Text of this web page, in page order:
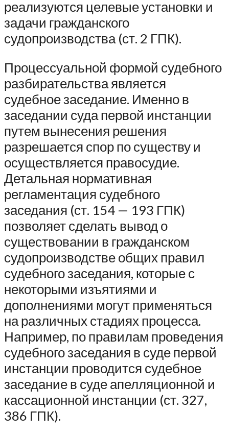
реализуются целевые установки и
задачи гражданского
судопроизводства (ст. 2 ГПК).
Процессуальной формой судебного
разбирательства является
судебное заседание. Именно в
заседании суда первой инстанции
путем вынесения решения
разрешается спор по существу и
осуществляется правосудие.
Детальная нормативная
регламентация судебного
заседания (ст. 154 — 193 ГПК)
позволяет сделать вывод о
существовании в гражданском
судопроизводстве общих правил
судебного заседания, которые с
некоторыми изъятиями и
дополнениями могут применяться
на различных стадиях процесса.
Например, по правилам проведения
судебного заседания в суде первой
инстанции проводится судебное
заседание в суде апелляционной и
кассационной инстанции (ст. 327,
386 ГПК).